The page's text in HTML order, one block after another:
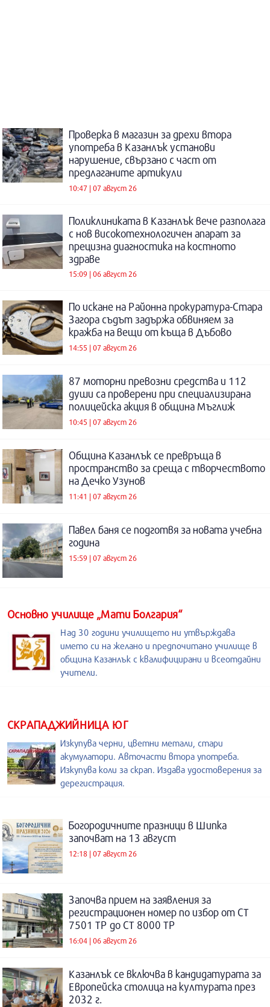
Проверка в магазин за дрехи втора
употреба в Казанлък установи
нарушение, свързано с част от
предлаганите артикули
10:47 | 07 август 26
Поликлиниката в Казанлък вече разполага
с нов високотехнологичен апарат за
прецизна диагностика на костното
здраве
15:09 | 06 август 26
По искане на Районна прокуратура-Стара
Загора съдът задържа обвиняем за
кражба на вещи от къща в Дъбово
14:55 | 07 август 26
87 моторни превозни средства и 112
души са проверени при специализирана
полицейска акция в община Мъглиж
10:45 | 07 август 26
Община Казанлък се превръща в
пространство за среща с творчеството
на Дечко Узунов
11:41 | 07 август 26
Павел баня се подготвя за новата учебна
година
15:59 | 07 август 26
Основно училище „Мати Болгария“
Над 30 години училището ни утвърждава
името си на желано и предпочитано училище в
община Казанлък с квалифицирани и всеотдайни
учители.
СКРАПАДЖИЙНИЦА ЮГ
Изкупува черни, цветни метали, стари
акумулатори. Авточасти втора употреба.
Изкупува коли за скрап. Издава удостоверения за
дерегистрация.
Богородичните празници в Шипка
започват на 13 август
12:18 | 07 август 26
Започва прием на заявления за
регистрационен номер по избор от СТ
7501 ТР до СТ 8000 ТР
16:04 | 06 август 26
Казанлък се включва в кандидатурата за
Европейска столица на културата през
2032 г.